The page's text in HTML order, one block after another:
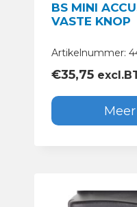
BS MINI
VASTE KNOP
Artikelnummer:
€35,75